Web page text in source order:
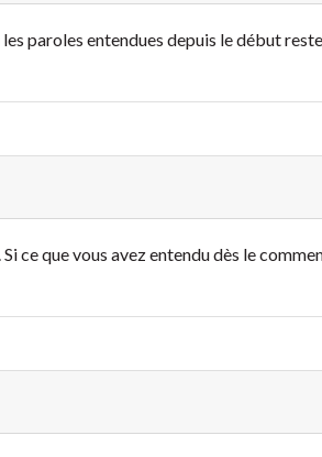
paroles entendues depuis le début
ce que vous avez entendu dès le